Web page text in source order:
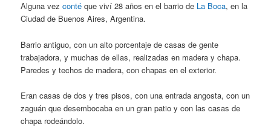
Alguna vezconté que viví 28 años en el barrio de La Boca, en la
Ciudad de Buenos Aires, Argentina.
Barrio antiguo, con un alto porcentaje de casas de gente
trabajadora, y muchas de ellas, realizadas en madera y chapa.
Paredes y techos de madera, con chapas en el exterior.
Eran casas de dos y tres pisos, con una entrada angosta, con un
zaguán que desembocaba en un gran patio y con las casas de
chapa rodeándolo.